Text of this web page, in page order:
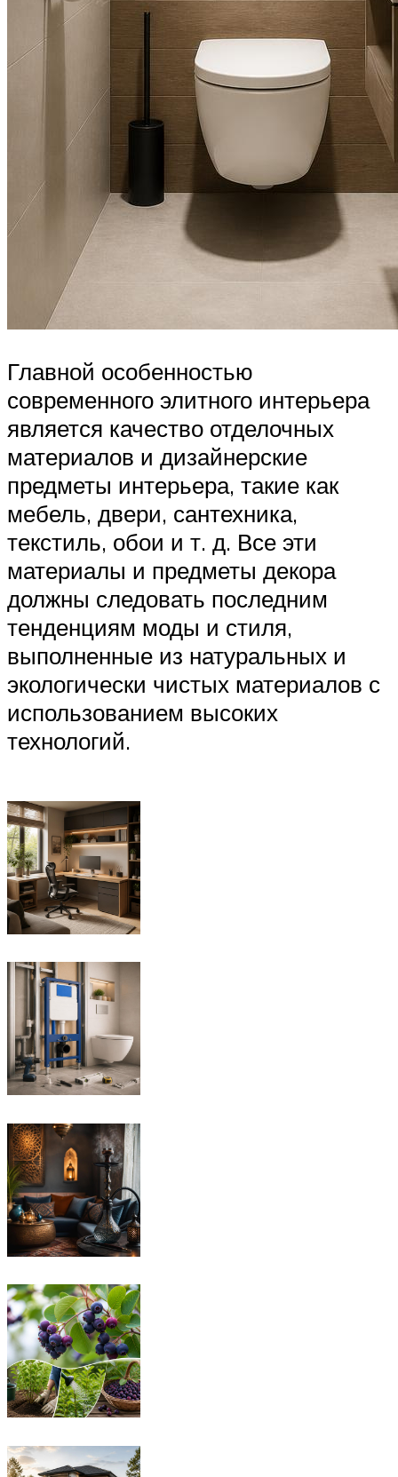
Главной особенностью
современного элитного интерьера
является качество отделочных
материалов и дизайнерские
предметы интерьера, такие как
мебель, двери, сантехника,
текстиль, обои и т. д. Все эти
материалы и предметы декора
должны следовать последним
тенденциям моды и стиля,
выполненные из натуральных и
экологически чистых материалов с
использованием высоких
технологий.